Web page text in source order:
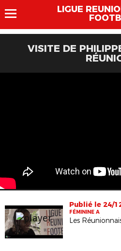
LIGUE
VISITE DE
Publié le 24/
FÉMININE A